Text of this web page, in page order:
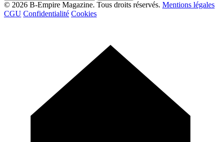
© 2026 B-Empire Magazine. Tous droits réservés. Mentions légales
CGU Confidentialité Cookies